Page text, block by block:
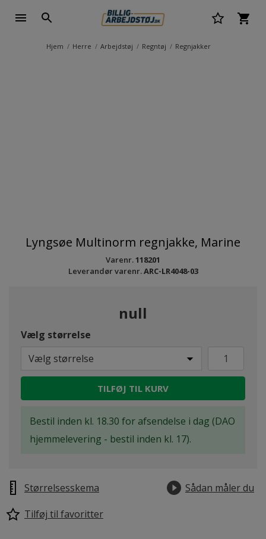
Hjem Herre Arbejdstøj Regntøj Regnjakker
Lyngsøe Multinorm regnjakke, Marine
Varenr.118201
Leverandør varenr.ARC-LR4048-03
null
Vælg størrelse
Vælg størrelse
TILFØJ TIL KURV
Bestil inden kl. 18.30 for afsendelse i dag (DAO
hjemmelevering - bestil inden kl. 17).
Størrelsesskema
Sådan måler du
Tilføj til favoritter